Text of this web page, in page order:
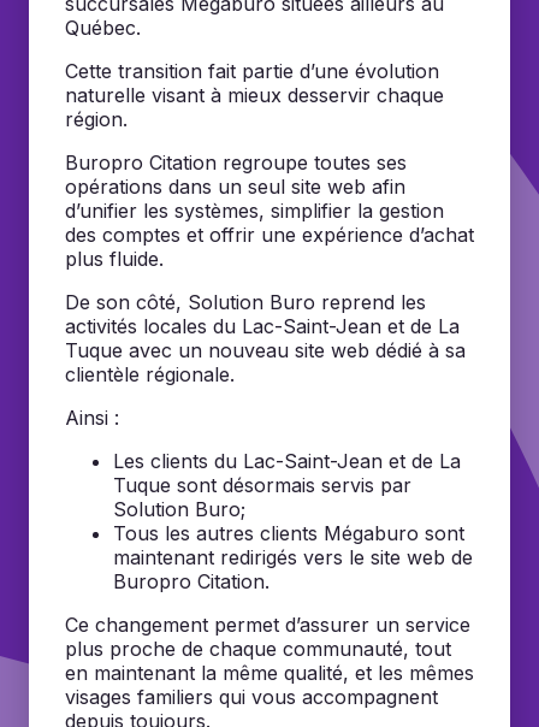
Québec.
Cette transition fait partie d’une évolution
naturelle visant à mieux desservir chaque
région.
Buropro Citation regroupe toutes ses
opérations dans un seul site web afin
d’unifier les systèmes, simplifier la gestion
des comptes et offrir une expérience d’achat
plus fluide.
De son côté, Solution Buro reprend les
activités locales du Lac-Saint-Jean et de La
Tuque avec un nouveau site web dédié à sa
clientèle régionale.
Ainsi :
Les clients du Lac-Saint-Jean et de La
Tuque sont désormais servis par
Solution Buro;
Tous les autres clients Mégaburo sont
maintenant redirigés vers le site web de
Buropro Citation.
Ce changement permet d’assurer un service
plus proche de chaque communauté, tout
en maintenant la même qualité, et les mêmes
visages familiers qui vous accompagnent
depuis toujours.